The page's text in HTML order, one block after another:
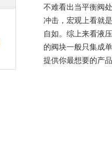
不难看出当平衡阀
冲击，宏观上看就
自如。综上来看液
的阀块一般只集成
提供你最想要的产